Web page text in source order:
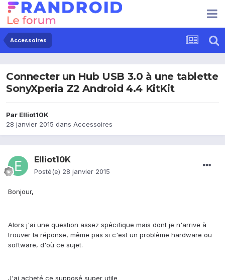
Accessoires
Connecter un Hub USB 3.0 à une tablette
SonyXperia Z2 Android 4.4 KitKit
Par Elliot10K
28 janvier 2015 dans Accessoires
Elliot10K
Posté(e) 28 janvier 2015
Bonjour,
Alors j'ai une question assez spécifique mais dont je n'arrive à
trouver la réponse, même pas si c'est un problème hardware ou
software, d'où ce sujet.
J'ai acheté ce supposé super utile